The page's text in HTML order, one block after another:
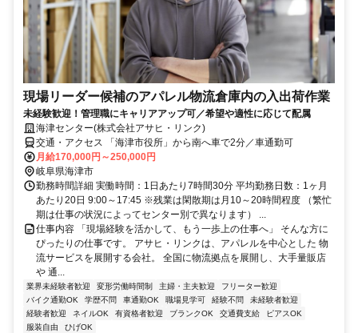
現場リーダー候補のアパレル物流倉庫内の入出荷作業
未経験歓迎！管理職にキャリアアップ可／希望や適性に応じて配属
海津センター(株式会社アサヒ・リンク)
交通・アクセス 「海津市役所」から南へ車で2分／車通勤可
月給170,000円～250,000円
岐阜県海津市
勤務時間詳細 実働時間：1日あたり7時間30分 平均勤務日数：1ヶ月
あたり20日 9:00～17:45 ※残業は閑散期は月10～20時間程度 （繁忙
期は仕事の状況によってセンター別で異なります） ...
仕事内容 「現場経験を活かして、もう一歩上の仕事へ」 そんな方に
ぴったりの仕事です。 アサヒ・リンクは、アパレルを中心とした 物
流サービスを展開する会社。 全国に物流拠点を展開し、大手量販店
や 通...
業界未経験者歓迎 変形労働時間制 主婦・主夫歓迎
フリーター歓迎
バイク通勤OK
学歴不問 車通勤OK 職場見学可 経験不問
未経験者歓迎
経験者歓迎
ネイルOK 有資格者歓迎 ブランクOK 交通費支給
ピアスOK
服装自由
ひげOK